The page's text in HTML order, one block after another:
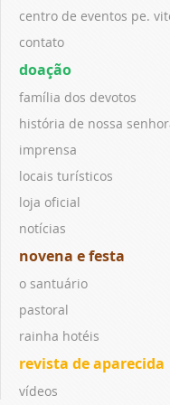
centro de eventos pe.
contato
doação
família dos devotos
história de nossa
imprensa
locais turísticos
loja oficial
notícias
novena e festa
o santuário
pastoral
rainha hotéis
revista de aparecida
vídeos